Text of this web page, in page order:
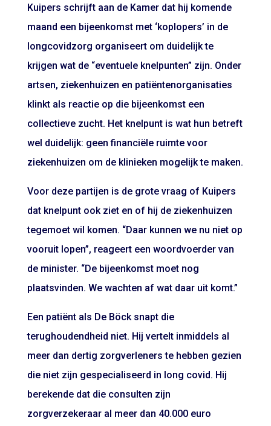
Kuipers schrijft aan de Kamer dat hij komende
maand een bijeenkomst met ‘koplopers’ in de
longcovidzorg organiseert om duidelijk te
krijgen wat de “eventuele knelpunten” zijn. Onder
artsen, ziekenhuizen en patiëntenorganisaties
klinkt als reactie op die bijeenkomst een
collectieve zucht. Het knelpunt is wat hun betreft
wel duidelijk: geen financiële ruimte voor
ziekenhuizen om de klinieken mogelijk te maken.
Voor deze partijen is de grote vraag of Kuipers
dat knelpunt ook ziet en of hij de ziekenhuizen
tegemoet wil komen. “Daar kunnen we nu niet op
vooruit lopen”, reageert een woordvoerder van
de minister. “De bijeenkomst moet nog
plaatsvinden. We wachten af wat daar uit komt.”
Een patiënt als De Böck snapt die
terughoudendheid niet. Hij vertelt inmiddels al
meer dan dertig zorgverleners te hebben gezien
die niet zijn gespecialiseerd in long covid. Hij
berekende dat die consulten zijn
zorgverzekeraar al meer dan 40.000 euro